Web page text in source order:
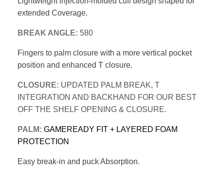
extended Coverage.
BREAK ANGLE: 580
Fingers to palm closure with a more vertical pocket
position and enhanced T closure.
CLOSURE: UPDATED PALM BREAK, T
INTEGRATION AND BACKHAND FOR OUR BEST
OFF THE SHELF OPENING & CLOSURE.
PALM: GAMEREADY FIT + LAYERED FOAM
PROTECTION
Easy break-in and puck Absorption.